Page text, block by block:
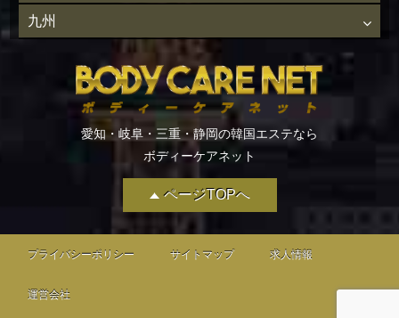
ページTOPへ
九州
愛知・岐阜・三重・静岡の韓国エステなら
ボディーケアネット
プライバシーポリシー サイトマップ 求人情報
運営会社